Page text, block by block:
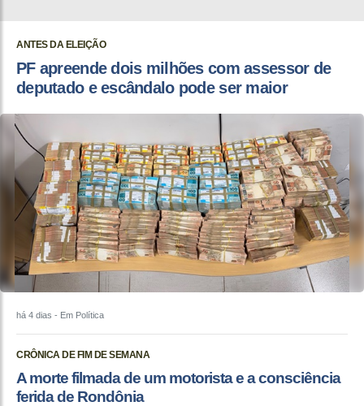
ANTES DA ELEIÇÃO
PF apreende dois milhões com assessor de
deputado e escândalo pode ser maior
há 4 dias - Em Política
CRÔNICA DE FIM DE SEMANA
A morte filmada de um motorista e a consciência
ferida de Rondônia